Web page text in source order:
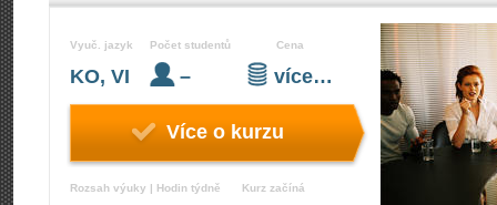
Vyuč. jazyk
KO, VI
Počet studentů
–
Cena
více…
Více o kurzu
Rozsah výuky | Hodin týdně Kurz začíná